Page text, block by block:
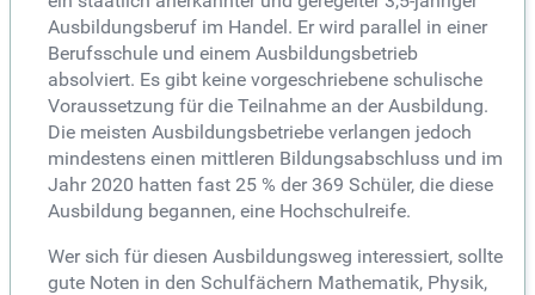
Ausbildungsberuf im Handel. Er wird parallel in einer
Berufsschule und einem Ausbildungsbetrieb
absolviert. Es gibt keine vorgeschriebene schulische
Voraussetzung für die Teilnahme an der Ausbildung.
Die meisten Ausbildungsbetriebe verlangen jedoch
mindestens einen mittleren Bildungsabschluss und im
Jahr 2020 hatten fast 25 % der 369 Schüler, die diese
Ausbildung begannen, eine Hochschulreife.
Wer sich für diesen Ausbildungsweg interessiert, sollte
gute Noten in den Schulfächern Mathematik, Physik,